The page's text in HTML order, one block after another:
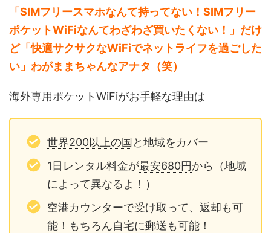
「SIMフリースマホなんて持ってない！SIMフリー
ポケットWiFiなんてわざわざ買いたくない！」だけ
ど「快適サクサクなWiFiでネットライフを過ごした
い」わがままちゃんなアナタ（笑）
海外専用ポケットWiFiがお手軽な理由は
世界200以上の国 と地域をカバー
1日レンタル料金が最安680円から（地域
によって異なるよ！）
空港カウンターで受け取って、返却も可
能！もちろん自宅に郵送も可能！